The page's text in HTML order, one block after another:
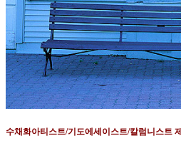
수채화아티스트/기도에세이스트/칼럼니스트